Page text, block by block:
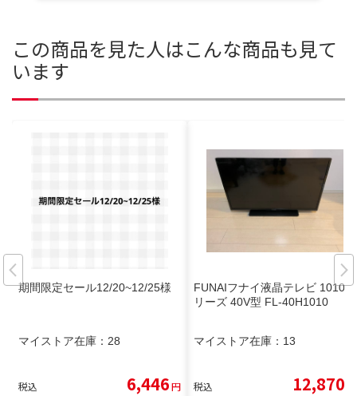
この商品を見た人はこんな商品も見て
います
期間限定セール12/20~12/25様
マイストア在庫： 28
税込 6,446円
FUNAIフナイ液晶テレビ 1010シ
リーズ 40V型 FL-40H1010
マイストア在庫： 13
税込 12,870